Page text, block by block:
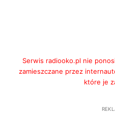
Serwis radiooko.pl nie
zamieszczane przez
które je